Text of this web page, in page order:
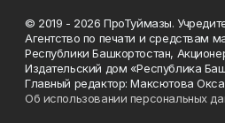
© 2019 - 2026 ПроТуймазы.
Агентство по печати и средствам
Республики Башкортостан,
Издательский дом «Республика
Главный редактор: Максютова
Об использовании персональных